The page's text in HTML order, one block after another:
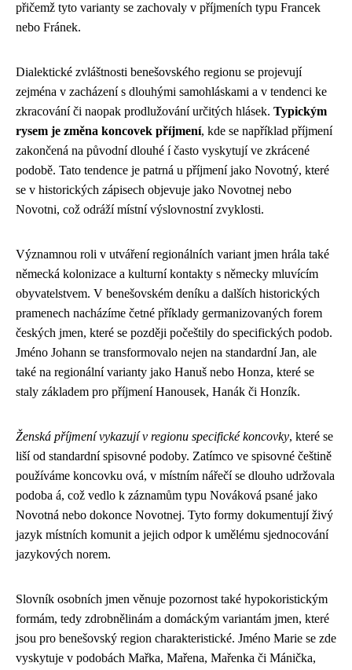
přičemž tyto varianty se zachovaly v příjmeních typu Francek
nebo Fránek.
Dialektické zvláštnosti benešovského regionu se projevují
zejména v zacházení s dlouhými samohláskami a v tendenci ke
zkracování či naopak prodlužování určitých hlásek. Typickým
rysem je změna koncovek příjmení, kde se například příjmení
zakončená na původní dlouhé í často vyskytují ve zkrácené
podobě. Tato tendence je patrná u příjmení jako Novotný, které
se v historických zápisech objevuje jako Novotnej nebo
Novotni, což odráží místní výslovnostní zvyklosti.
Významnou roli v utváření regionálních variant jmen hrála také
německá kolonizace a kulturní kontakty s německy mluvícím
obyvatelstvem. V benešovském deníku a dalších historických
pramenech nacházíme četné příklady germanizovaných forem
českých jmen, které se později počeštily do specifických podob.
Jméno Johann se transformovalo nejen na standardní Jan, ale
také na regionální varianty jako Hanuš nebo Honza, které se
staly základem pro příjmení Hanousek, Hanák či Honzík.
Ženská příjmení vykazují v regionu specifické koncovky, které se
liší od standardní spisovné podoby. Zatímco ve spisovné češtině
používáme koncovku ová, v místním nářečí se dlouho udržovala
podoba á, což vedlo k záznamům typu Nováková psané jako
Novotná nebo dokonce Novotnej. Tyto formy dokumentují živý
jazyk místních komunit a jejich odpor k umělému sjednocování
jazykových norem.
Slovník osobních jmen věnuje pozornost také hypokoristickým
formám, tedy zdrobnělinám a domáckým variantám jmen, které
jsou pro benešovský region charakteristické. Jméno Marie se zde
vyskytuje v podobách Mařka, Mařena, Mařenka či Mánička,